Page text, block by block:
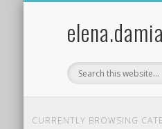
CURRENTLY BROWSING